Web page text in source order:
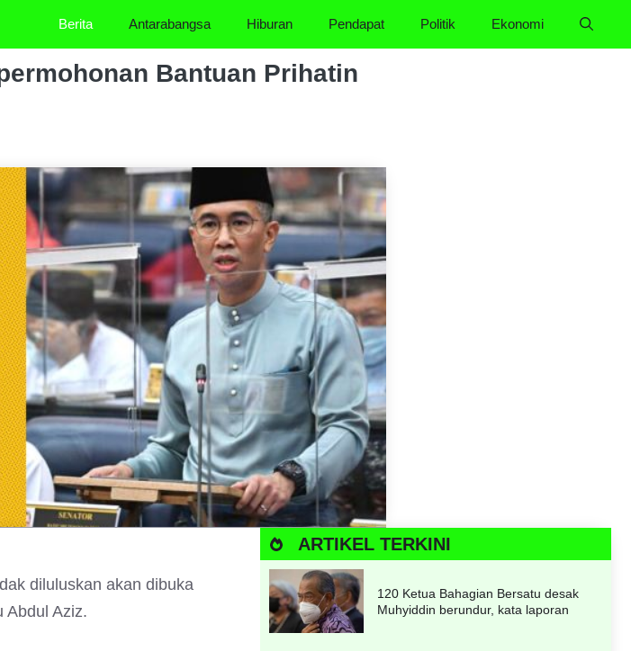
Berita Antarabangsa Hiburan Pendapat Politik Ekonomi
Bantuan Prihatin
diluluskan akan dibuka
Abdul Aziz.
ARTIKEL TERKINI
120 Ketua Bahagian Bersatu desak
Muhyiddin berundur, kata laporan